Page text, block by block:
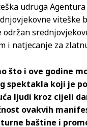
udruga
viteške
održan
i natjecanje za
što i ove godine
spektakla koji je
ljudi kroz cijeli
ovakvih
baštine i